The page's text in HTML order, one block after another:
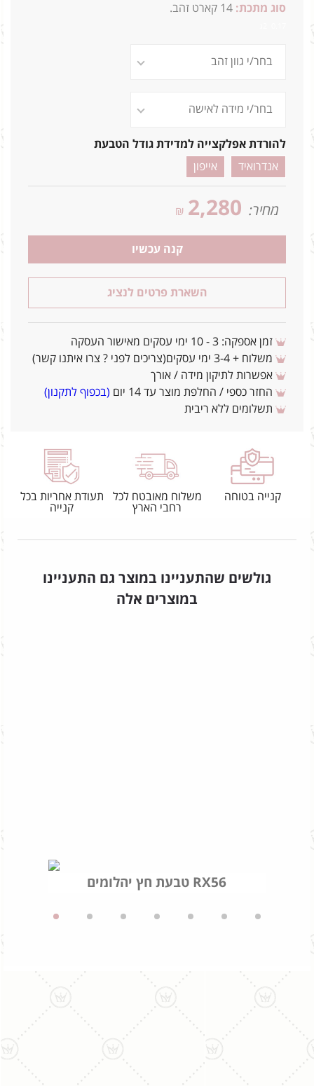
סוג מתכת: 14 קארט זהב.
להורדת אפלקצייה למדידת גודל הטבעת
אנדרואיד
אייפון
מחיר: 2,280
₪
קנה עכשיו
השארת פרטים לנציג
זמן אספקה: 3 - 10 ימי עסקים מאישור העסקה
משלוח + 3-4 ימי עסקים(צריכים לפני ? צרו איתנו קשר)
אפשרות לתיקון מידה / אורך
החזר כספי / החלפת מוצר עד 14 יום
(בכפוף לתקנון)
תשלומים ללא ריבית
קנייה בטוחה
משלוח מאובטח לכל
רחבי הארץ
תעודת אחריות בכל
קנייה
גולשים שהתעניינו במוצר גם התעניינו
במוצרים אלה
טבעת חץ יהלומים RX56